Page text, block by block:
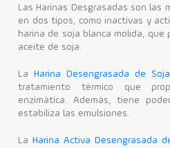
Las Harinas Desgrasadas son las
en dos tipos, como inactivas y
harina de soja blanca molida, que
aceite de soja.
La Harina Desengrasada de Soja
tratamiento térmico que
enzimática. Además, tiene
estabiliza las emulsiones.
La Harina Activa Desengrasada